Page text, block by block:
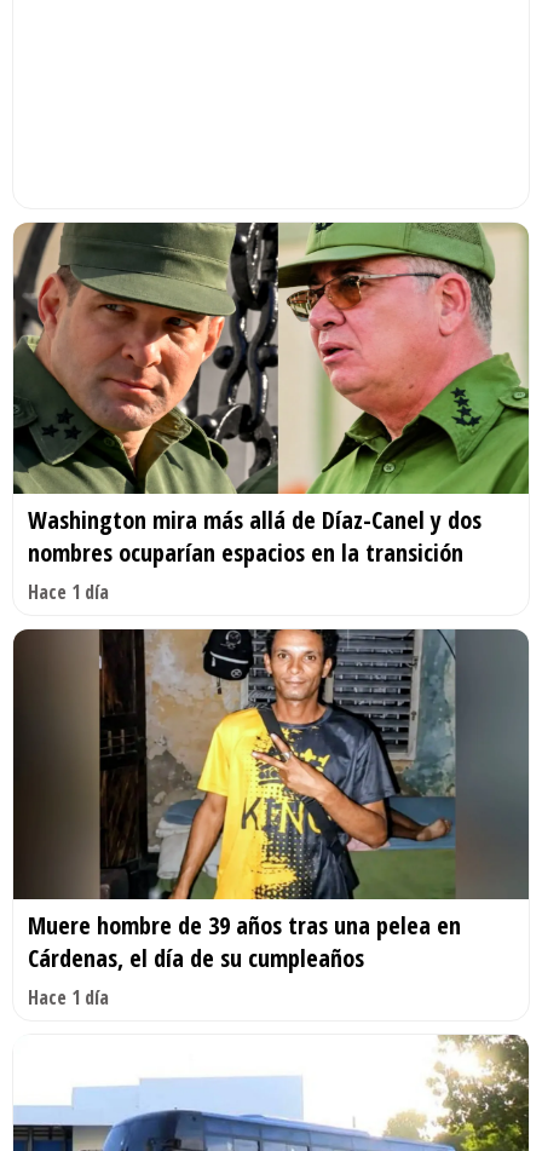
Washington mira más allá de Díaz-Canel y dos
nombres ocuparían espacios en la transición
Hace 1 día
Muere hombre de 39 años tras una pelea en
Cárdenas, el día de su cumpleaños
Hace 1 día